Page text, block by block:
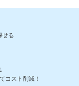
せる
コスト削減！